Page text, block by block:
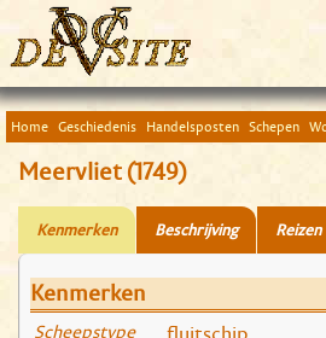
Home Geschiedenis Handelsposten Schepen
Meervliet (1749)
Kenmerken Beschrijving Reizen
Kenmerken
Scheepstype